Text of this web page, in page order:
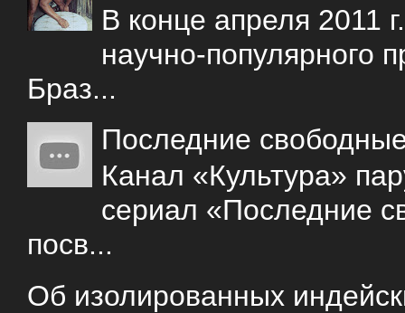
В конце апреля 2011
научно-популярного
Браз...
Последние
Канал «Культура»
сериал «Последние
посв...
Об изолированных